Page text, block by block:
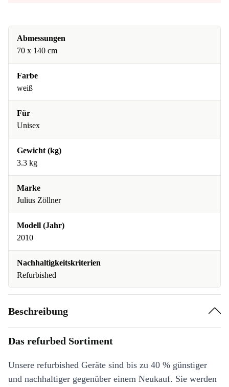
Abmessungen
70 x 140 cm
Farbe
weiß
Für
Unisex
Gewicht (kg)
3.3 kg
Marke
Julius Zöllner
Modell (Jahr)
2010
Nachhaltigkeitskriterien
Refurbished
Beschreibung
Das refurbed Sortiment
Unsere refurbished Geräte sind bis zu 40 % günstiger
und nachhaltiger gegenüber einem Neukauf. Sie werden